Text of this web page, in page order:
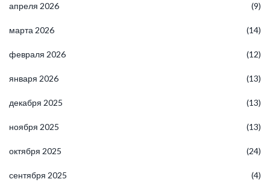
апреля 2026 (9)
марта 2026 (14)
февраля 2026 (12)
января 2026 (13)
декабря 2025 (13)
ноября 2025 (13)
октября 2025 (24)
сентября 2025 (4)